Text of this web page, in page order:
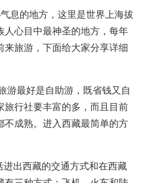
息的地方，这里是世界上海拔
心目中最神圣的地方，每年
旅游，下面给大家分享详细
游最好是自助游，既省钱又自
旅行社要丰富的多，而且目前
不成熟。进入西藏最简单的方
出西藏的交通方式和在西藏